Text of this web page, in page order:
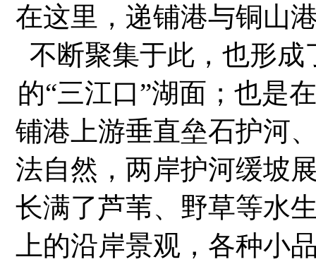
在这里，递铺港与铜山
不断聚集于此，也形
的“三江口”湖面；也是
铺港上游垂直垒石护河
法自然，两岸护河缓坡
长满了芦苇、野草等水
上的沿岸景观，各种小